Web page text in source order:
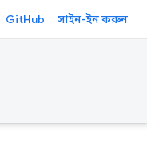
GitHub সাইন-ইন করুন